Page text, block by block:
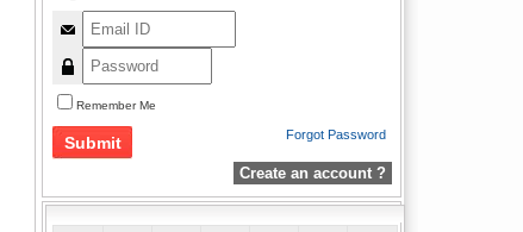
Remember Me
Forgot Password
Create an account ?